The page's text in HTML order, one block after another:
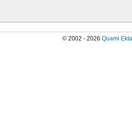
© 2002 - 2026 Quami